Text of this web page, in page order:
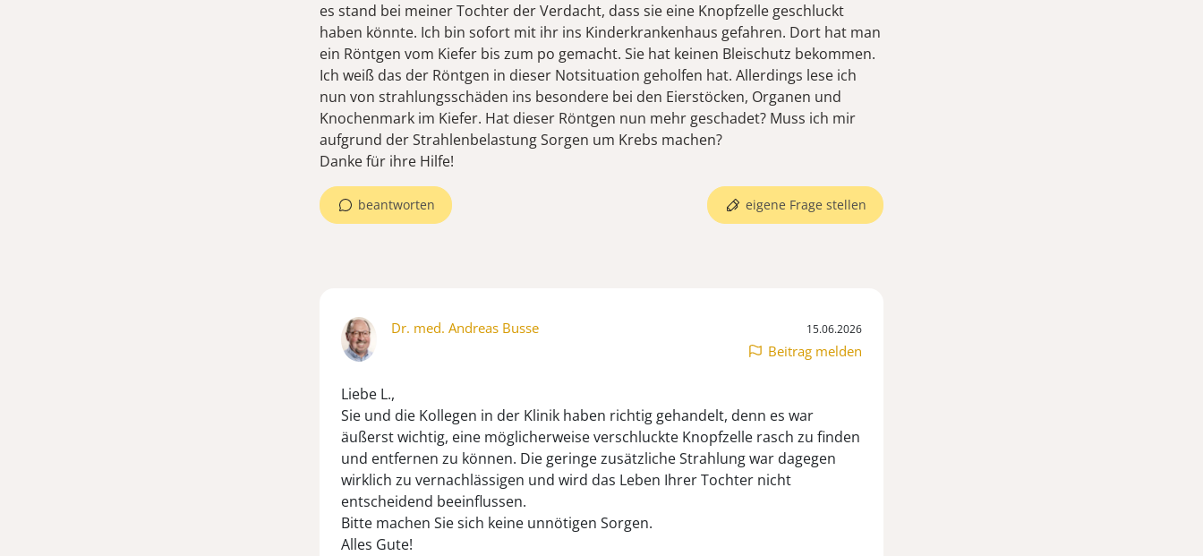
es stand bei meiner Tochter der Verdacht, dass sie eine Knopfzelle geschluckt
haben könnte. Ich bin sofort mit ihr ins Kinderkrankenhaus gefahren. Dort hat man
ein Röntgen vom Kiefer bis zum po gemacht. Sie hat keinen Bleischutz bekommen.
Ich weiß das der Röntgen in dieser Notsituation geholfen hat. Allerdings lese ich
nun von strahlungsschäden ins besondere bei den Eierstöcken, Organen und
Knochenmark im Kiefer. Hat dieser Röntgen nun mehr geschadet? Muss ich mir
aufgrund der Strahlenbelastung Sorgen um Krebs machen?
Danke für ihre Hilfe!
beantworten eigene Frage stellen
Dr. med. Andreas Busse 15.06.2026
Beitrag melden
Liebe L.,
Sie und die Kollegen in der Klinik haben richtig gehandelt, denn es war
äußerst wichtig, eine möglicherweise verschluckte Knopfzelle rasch zu finden
und entfernen zu können. Die geringe zusätzliche Strahlung war dagegen
wirklich zu vernachlässigen und wird das Leben Ihrer Tochter nicht
entscheidend beeinflussen.
Bitte machen Sie sich keine unnötigen Sorgen.
Alles Gute!